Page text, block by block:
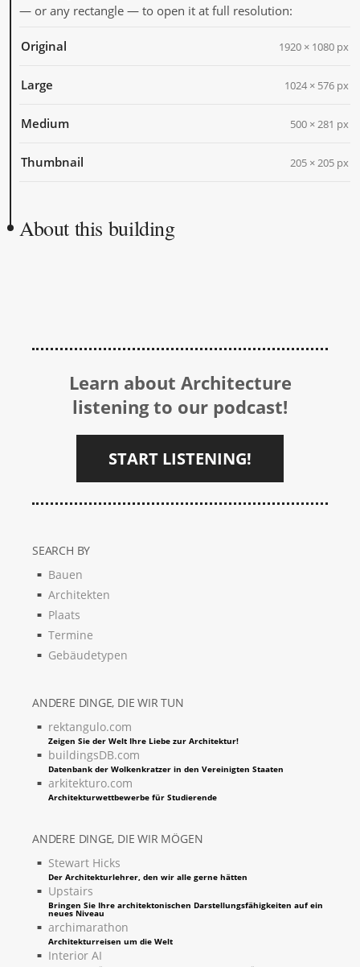
— or any rectangle — to open it at full resolution:
Original 1920 × 1080 px
Large 1024 × 576 px
Medium 500 × 281 px
Thumbnail 205 × 205 px
About this building
Learn about Architecture
listening to our podcast!
START LISTENING!
SEARCH BY
Bauen
Architekten
Plaats
Termine
Gebäudetypen
ANDERE DINGE, DIE WIR TUN
rektangulo.com
Zeigen Sie der Welt Ihre Liebe zur Architektur!
buildingsDB.com
Datenbank der Wolkenkratzer in den Vereinigten Staaten
arkitekturo.com
Architekturwettbewerbe für Studierende
ANDERE DINGE, DIE WIR MÖGEN
Stewart Hicks
Der Architekturlehrer, den wir alle gerne hätten
Upstairs
Bringen Sie Ihre architektonischen Darstellungsfähigkeiten auf ein
neues Niveau
archimarathon
Architekturreisen um die Welt
Interior AI